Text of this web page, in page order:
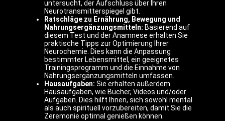
untersucht, der Aufschluss über Ihren
Neurotransmitterspiegel gibt.
Ratschläge zu Ernährung, Bewegung und
Nahrungsergänzungsmitteln: Basierend auf
diesem Test und der Anamnese erhalten Sie
praktische Tipps zur Optimierung Ihrer
Neurochemie. Dies kann die Anpassung
bestimmter Lebensmittel, ein geeignetes
Trainingsprogramm und die Einnahme von
Nahrungsergänzungsmitteln umfassen.
Hausaufgaben: Sie erhalten außerdem
Hausaufgaben, wie Bücher, Videos und/oder
Aufgaben. Dies hilft Ihnen, sich sowohl mental
als auch spirituell vorzubereiten, damit Sie die
Zeremonie optimal genießen können.